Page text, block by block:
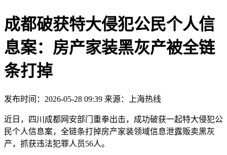
成都破获特大侵犯公民个人信
息案：房产家装黑灰产被全链
条打掉
发布时间：2026-05-28 09:39 来源：上海热线
近日，四川成都网安部门重拳出击，成功破获一起特大侵犯公
民个人信息案，全链条打掉房产家装领域信息泄露贩卖黑灰
产，抓获违法犯罪人员56人。